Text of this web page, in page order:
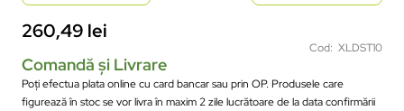
260,49 lei
Cod: XLDST10
Comandă și Livrare
Poți efectua plata online cu card bancar sau prin OP. Produsele care
figurează în stoc se vor livra în maxim 2 zile lucrătoare de la data confirmării